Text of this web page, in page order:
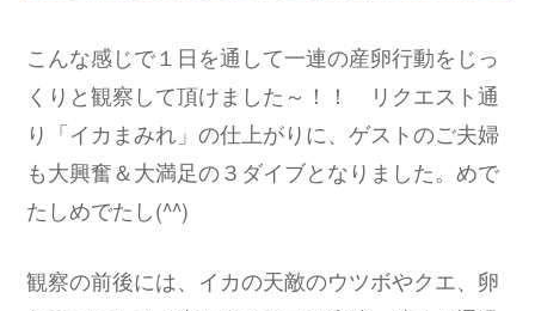
こんな感じで１日を通して一連の産卵行動をじっ
くりと観察して頂けました～！！ リクエスト通
り「イカまみれ」の仕上がりに、ゲストのご夫婦
も大興奮＆大満足の３ダイブとなりました。めで
たしめでたし(^^)
観察の前後には、イカの天敵のウツボやクエ、卵